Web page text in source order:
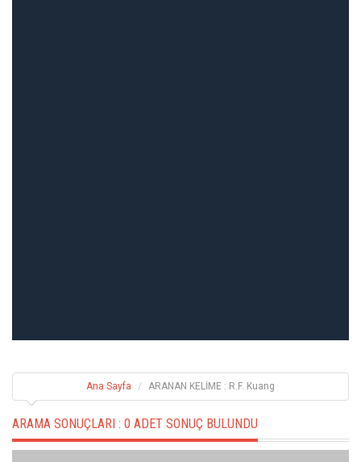
Ana Sayfa ARANAN KELİME : R.F. Kuang
ARAMA SONUÇLARI : 0 ADET SONUÇ BULUNDU